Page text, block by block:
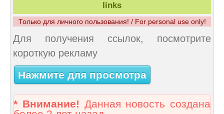
links
Только для личного пользования! / For personal use only!
Для получения ссылок, посмотрите
короткую рекламу
Нажмите для просмотра
* Внимание! Данная новость создана